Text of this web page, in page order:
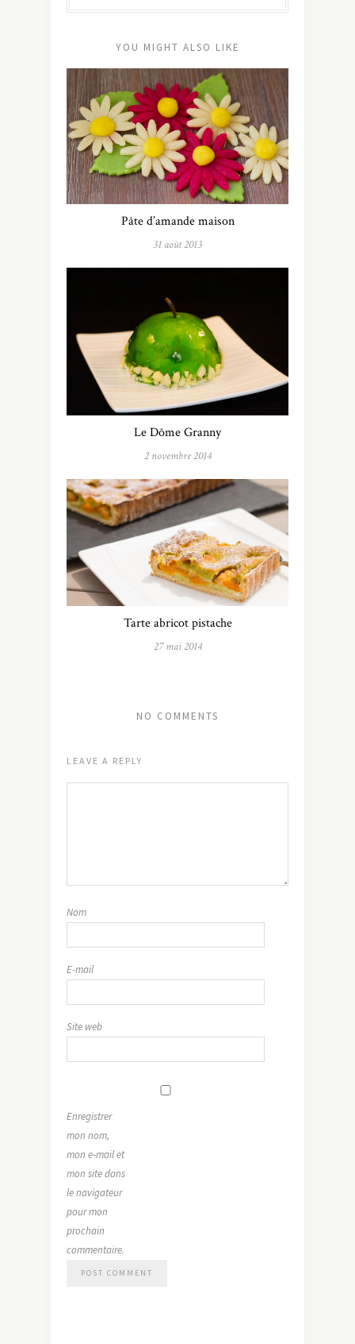
YOU MIGHT ALSO LIKE
Pâte d’amande maison
31 août 2013
Le Dôme Granny
2 novembre 2014
Tarte abricot pistache
27 mai 2014
NO COMMENTS
LEAVE A REPLY
Nom
E-mail
Site web
Enregistrer
mon nom,
mon e-mail et
mon site dans
le navigateur
pour mon
prochain
commentaire.